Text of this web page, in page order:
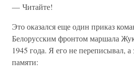
— Читайте!
Это оказался еще один приказ
Белорусским фронтом маршала
1945 года. Я его не переписывал,
памяти: